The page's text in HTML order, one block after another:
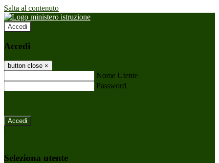
Salta al contenuto
Accedi
Accedi
button close ×
Nome Utente
Password
-
Seleziona utente